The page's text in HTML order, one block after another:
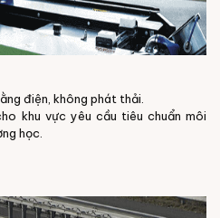
điện, không phát thải.
khu vực yêu cầu tiêu chuẩn môi
học.